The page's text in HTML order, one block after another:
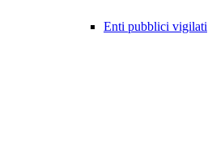
Enti pubblici vigilati